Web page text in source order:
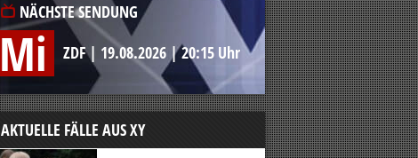
NÄCHSTE SENDUNG
Mi ZDF| 19.08.2026 |20:15 Uhr
AKTUELLE FÄLLE AUS XY